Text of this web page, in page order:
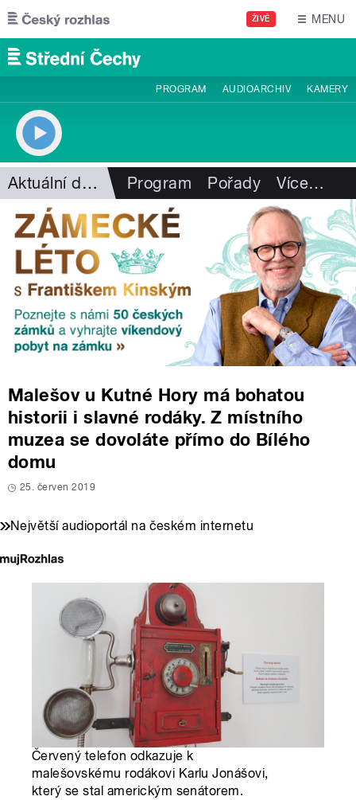
Přejít k hlavnímu obsahu
ŽIVĚ MENU
PROGRAM AUDIOARCHIV KAMERY
Aktuální dění Program Pořady Více…
Malešov u Kutné Hory má bohatou
historii i slavné rodáky. Z místního
muzea se dovoláte přímo do Bílého
domu
25. červen 2019
Největší audioportál na českém internetu
Červený telefon odkazuje k
malešovskému rodákovi Karlu Jonášovi,
který se stal americkým senátorem.